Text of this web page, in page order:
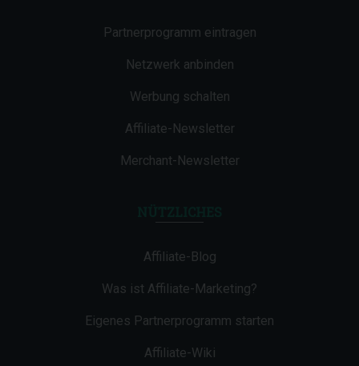
Partnerprogramm eintragen
Netzwerk anbinden
Werbung schalten
Affiliate-Newsletter
Merchant-Newsletter
Affiliate-Blog
Was ist Affiliate-Marketing?
Eigenes Partnerprogramm starten
Affiliate-Wiki